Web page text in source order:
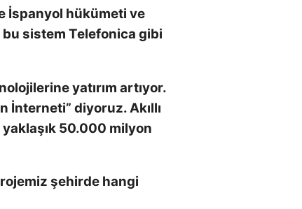
İspanyol hükümeti ve
bu sistem Telefonica gibi
yatırım artıyor.
İnterneti” diyoruz. Akıllı
50.000 milyon
şehirde hangi